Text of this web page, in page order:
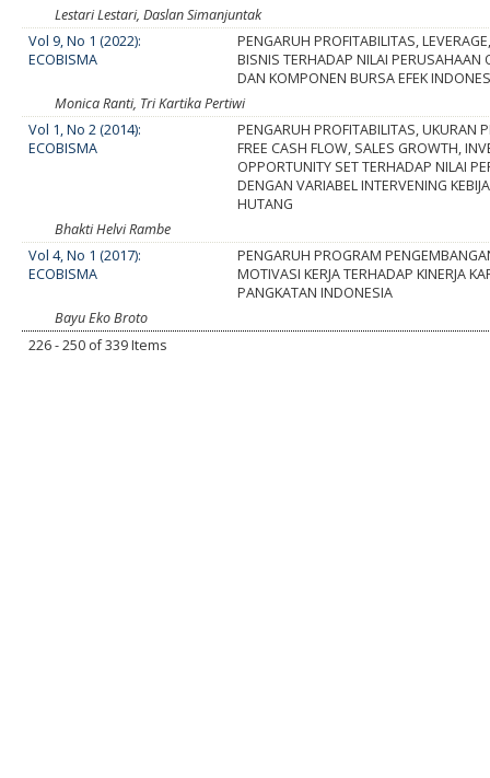
Lestari Lestari, Daslan Simanjuntak
Vol 9, No 1 (2022):
ECOBISMA
PENGARUH PROFITABILITAS,
BISNIS TERHADAP NILAI PERUSAHAAN
DAN KOMPONEN BURSA EFEK
Monica Ranti, Tri Kartika Pertiwi
Vol 1, No 2 (2014):
ECOBISMA
PENGARUH PROFITABILITAS, UKURAN
FREE CASH FLOW, SALES GROWTH,
OPPORTUNITY SET TERHADAP NILAI
DENGAN VARIABEL INTERVENING
HUTANG
Bhakti Helvi Rambe
Vol 4, No 1 (2017):
ECOBISMA
PENGARUH PROGRAM
MOTIVASI KERJA TERHADAP KINERJA
PANGKATAN INDONESIA
Bayu Eko Broto
226 - 250 of 339 Items